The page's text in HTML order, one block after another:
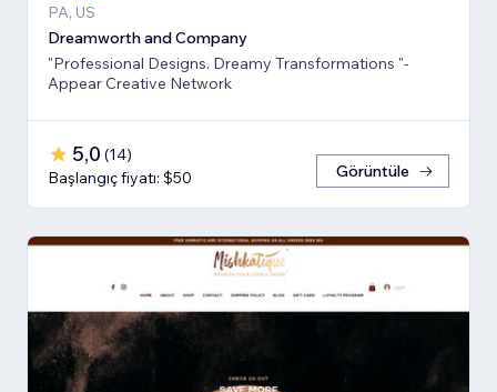
PA, US
Dreamworth and Company
"Professional Designs. Dreamy Transformations "-
Appear Creative Network
5,0 (14)
Başlangıç fiyatı: $50
Görüntüle